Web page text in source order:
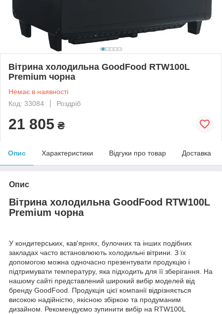
Вітрина холодильна GoodFood RTW100L
Premium чорна
Немає в наявності
Код: 33084
Роздріб
21 805 ₴
Опис Характеристики Відгуки про товар Доставка
Опис
Вітрина холодильна GoodFood RTW100L
Premium чорна
У кондитерських, кав'ярнях, булочних та інших подібних
закладах часто встановлюють холодильні вітрини. З їх
допомогою можна одночасно презентувати продукцію і
підтримувати температуру, яка підходить для її зберігання. На
нашому сайті представлений широкий вибір моделей від
бренду GoodFood. Продукція цієї компанії відрізняється
високою надійністю, якісною збіркою та продуманим
дизайном. Рекомендуємо зупинити вибір на RTW100L